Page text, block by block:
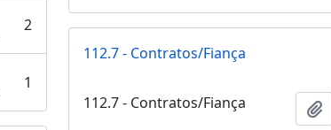
2
1
112.7 - Contratos/Fiança
112.7 - Contratos/Fiança